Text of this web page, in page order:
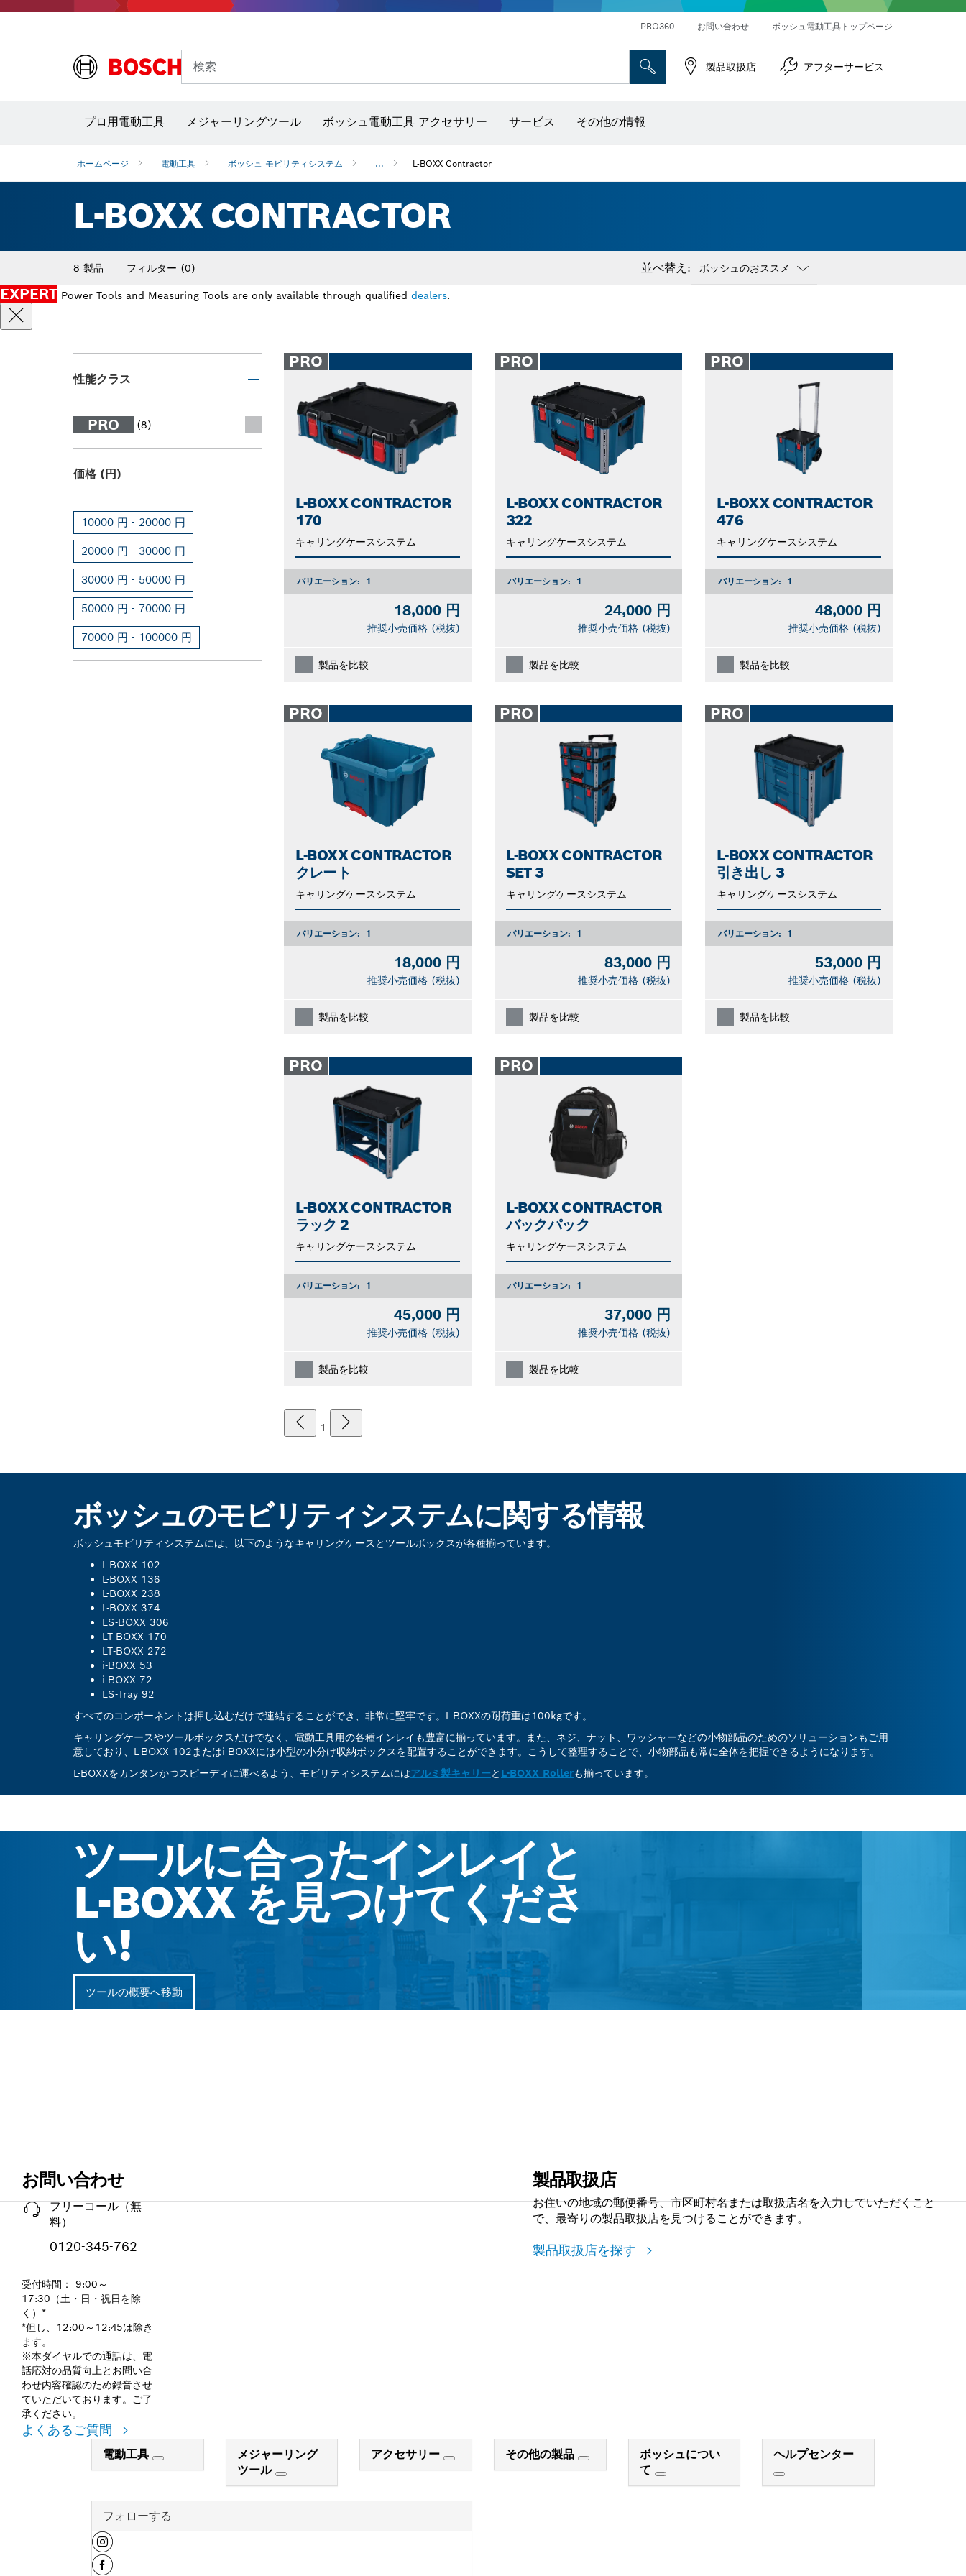
PRO360 お問い合わせ ボッシュ電動工具トップページ
検索 製品取扱店 アフターサービス
プロ用電動工具 メジャーリングツール ボッシュ電動工具 アクセサリー サービス その他の情報
ホームページ 電動工具 ボッシュ モビリティシステム ... L-BOXX Contractor
L-BOXX CONTRACTOR
8 製品 フィルター (0) 並べ替え:
EXPERT Power Tools and Measuring Tools are only available through qualified dealers.
性能クラス
PRO (8)
価格 (円)
10000 円 - 20000 円
20000 円 - 30000 円
30000 円 - 50000 円
50000 円 - 70000 円
70000 円 - 100000 円
PRO
L-BOXX CONTRACTOR
170
キャリングケースシステム
バリエーション: 1
18,000 円
推奨小売価格 (税抜)
製品を比較
PRO
L-BOXX CONTRACTOR
322
キャリングケースシステム
バリエーション: 1
24,000 円
推奨小売価格 (税抜)
製品を比較
PRO
L-BOXX CONTRACTOR
476
キャリングケースシステム
バリエーション: 1
48,000 円
推奨小売価格 (税抜)
製品を比較
PRO
L-BOXX CONTRACTOR
クレート
キャリングケースシステム
バリエーション: 1
18,000 円
推奨小売価格 (税抜)
製品を比較
PRO
L-BOXX CONTRACTOR
SET 3
キャリングケースシステム
バリエーション: 1
83,000 円
推奨小売価格 (税抜)
製品を比較
PRO
L-BOXX CONTRACTOR
引き出し 3
キャリングケースシステム
バリエーション: 1
53,000 円
推奨小売価格 (税抜)
製品を比較
PRO
L-BOXX CONTRACTOR
ラック 2
キャリングケースシステム
バリエーション: 1
45,000 円
推奨小売価格 (税抜)
製品を比較
PRO
L-BOXX CONTRACTOR
バックパック
キャリングケースシステム
バリエーション: 1
37,000 円
推奨小売価格 (税抜)
製品を比較
1
ボッシュのモビリティシステムに関する情報
ボッシュモビリティシステムには、以下のようなキャリングケースとツールボックスが各種揃っています。
L-BOXX 102
L-BOXX 136
L-BOXX 238
L-BOXX 374
LS-BOXX 306
LT-BOXX 170
LT-BOXX 272
i-BOXX 53
i-BOXX 72
LS-Tray 92
すべてのコンポーネントは押し込むだけで連結することができ、非常に堅牢です。L-BOXXの耐荷重は100kgです。
キャリングケースやツールボックスだけでなく、電動工具用の各種インレイも豊富に揃っています。また、ネジ、ナット、ワッシャーなどの小物部品のためのソリューションもご用
意しており、L-BOXX 102またはi-BOXXには小型の小分け収納ボックスを配置することができます。こうして整理することで、小物部品も常に全体を把握できるようになります。
L-BOXXをカンタンかつスピーディに運べるよう、モビリティシステムにはアルミ製キャリーと L-BOXX Rollerも揃っています。
ツールに合ったインレイと
L-BOXX を見つけてくださ
い!
ツールの概要へ移動
お問い合わせ
フリーコール（無
料）
0120-345-762
受付時間： 9:00～
17:30（土・日・祝日を除
く）*
*但し、12:00～12:45は除き
ます。
※本ダイヤルでの通話は、電
話応対の品質向上とお問い合
わせ内容確認のため録音させ
ていただいております。ご了
承ください。
よくあるご質問
製品取扱店
お住いの地域の郵便番号、市区町村名または取扱店名を入力していただくこと
で、最寄りの製品取扱店を見つけることができます。
製品取扱店を探す
電動工具
メジャーリング
ツール
アクセサリー その他の製品
ボッシュについ
て
ヘルプセンター
フォローする